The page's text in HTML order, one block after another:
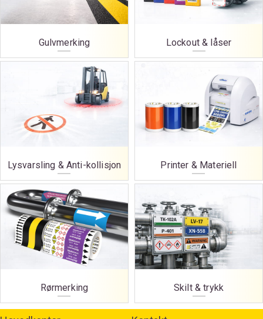
Gulvmerking Lockout & låser
Lysvarsling & Anti-kollisjon Printer & Materiell
Rørmerking Skilt & trykk